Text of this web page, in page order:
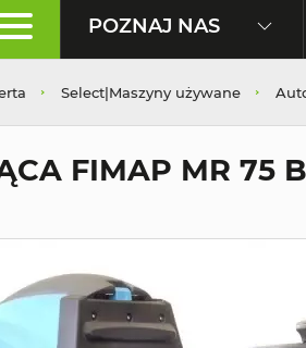
POZNAJ NAS
Select|Maszyny używane
FIMAP MR 75 B